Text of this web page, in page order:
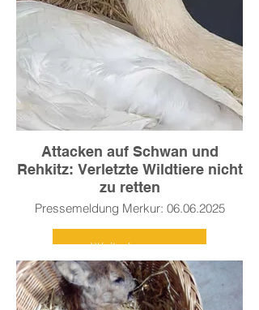
Attacken auf Schwan und
Rehkitz: Verletzte Wildtiere nicht
zu retten
Pressemeldung Merkur: 06.06.2025
Weiterlesen >